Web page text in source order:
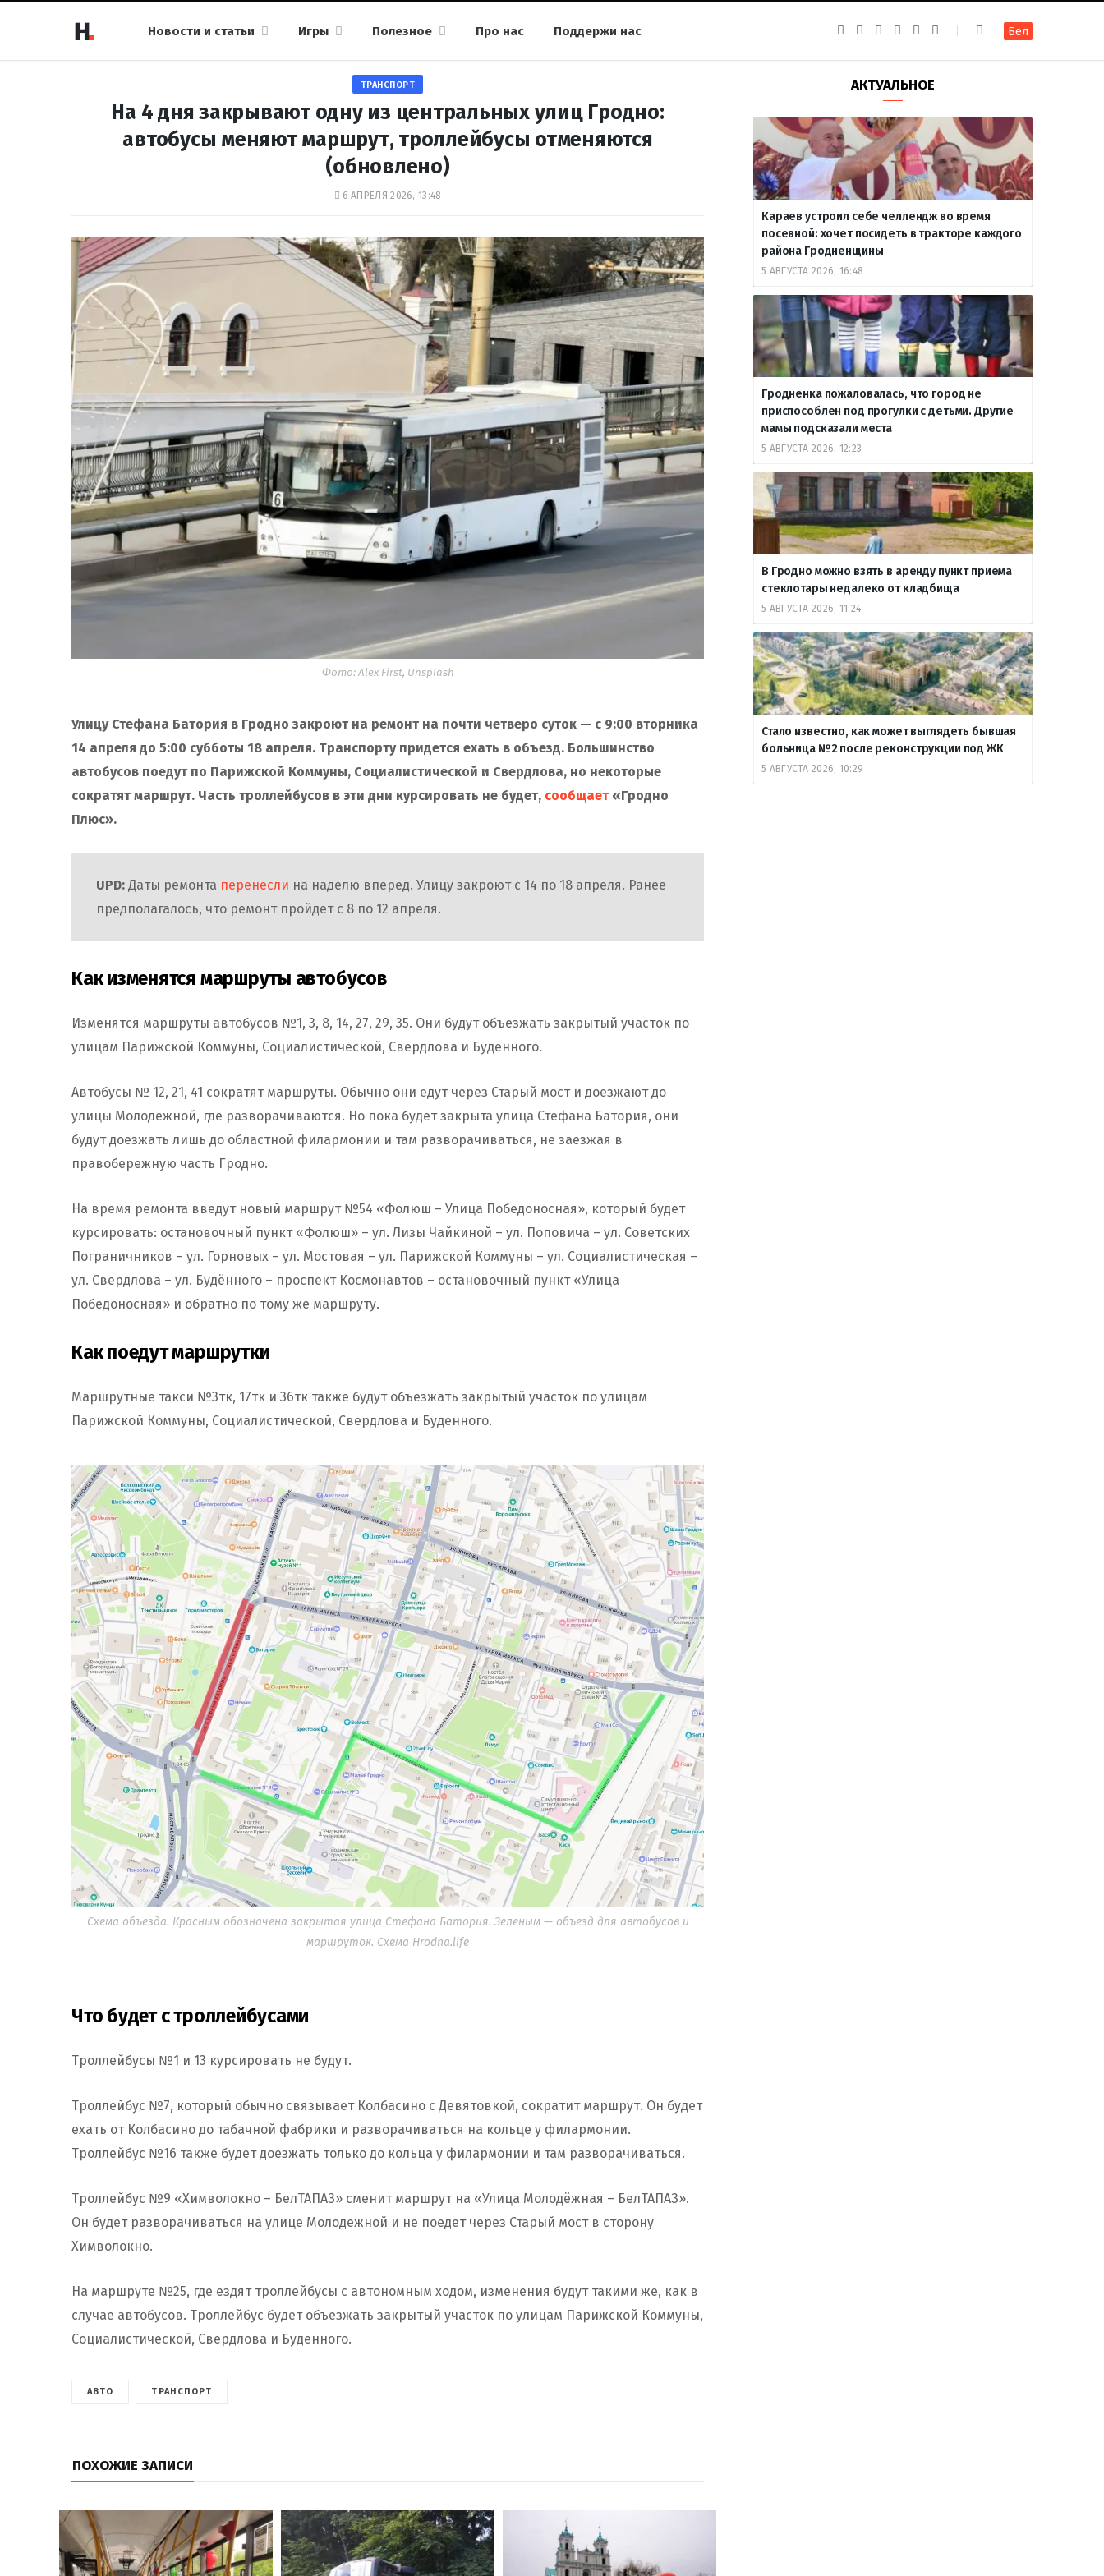
Новости и статьи Игры Полезное Про нас Поддержи нас
k
a
g
a
m
g
r
a
m
u
b
т
е
Бел
ТРАНСПОРТ
На 4 дня закрывают одну из центральных улиц Гродно:
автобусы меняют маршрут, троллейбусы отменяются
(обновлено)
6 АПРЕЛЯ 2026, 13:48
Фото: Alex First, Unsplash
Улицу Стефана Батория в Гродно закроют на ремонт на почти четверо суток — с 9:00 вторника
14 апреля до 5:00 субботы 18 апреля. Транспорту придется ехать в объезд. Большинство
автобусов поедут по Парижской Коммуны, Социалистической и Свердлова, но некоторые
сократят маршрут. Часть троллейбусов в эти дни курсировать не будет, сообщает«Гродно
Плюс».
UPD: Даты ремонта перенесли на наделю вперед. Улицу закроют с 14 по 18 апреля. Ранее
предполагалось, что ремонт пройдет с 8 по 12 апреля.
Как изменятся маршруты автобусов
Изменятся маршруты автобусов №1, 3, 8, 14, 27, 29, 35. Они будут объезжать закрытый участок по
улицам Парижской Коммуны, Социалистической, Свердлова и Буденного.
Автобусы № 12, 21, 41 сократят маршруты. Обычно они едут через Старый мост и доезжают до
улицы Молодежной, где разворачиваются. Но пока будет закрыта улица Стефана Батория, они
будут доезжать лишь до областной филармонии и там разворачиваться, не заезжая в
правобережную часть Гродно.
На время ремонта введут новый маршрут №54 «Фолюш – Улица Победоносная», который будет
курсировать: остановочный пункт «Фолюш» – ул. Лизы Чайкиной – ул. Поповича – ул. Советских
Пограничников – ул. Горновых – ул. Мостовая – ул. Парижской Коммуны – ул. Социалистическая –
ул. Свердлова – ул. Будённого – проспект Космонавтов – остановочный пункт «Улица
Победоносная» и обратно по тому же маршруту.
Как поедут маршрутки
Маршрутные такси №3тк, 17тк и 36тк также будут объезжать закрытый участок по улицам
Парижской Коммуны, Социалистической, Свердлова и Буденного.
Схема объезда. Красным обозначена закрытая улица Стефана Батория. Зеленым — объезд для автобусов и
маршруток. Схема Hrodna.life
Что будет с троллейбусами
Троллейбусы №1 и 13 курсировать не будут.
Троллейбус №7, который обычно связывает Колбасино с Девятовкой, сократит маршрут. Он будет
ехать от Колбасино до табачной фабрики и разворачиваться на кольце у филармонии.
Троллейбус №16 также будет доезжать только до кольца у филармонии и там разворачиваться.
Троллейбус №9 «Химволокно – БелТАПАЗ» сменит маршрут на «Улица Молодёжная – БелТАПАЗ».
Он будет разворачиваться на улице Молодежной и не поедет через Старый мост в сторону
Химволокно.
На маршруте №25, где ездят троллейбусы с автономным ходом, изменения будут такими же, как в
случае автобусов. Троллейбус будет объезжать закрытый участок по улицам Парижской Коммуны,
Социалистической, Свердлова и Буденного.
АВТО ТРАНСПОРТ
ПОХОЖИЕ ЗАПИСИ
АКТУАЛЬНОЕ
Караев устроил себе челлендж во время
посевной: хочет посидеть в тракторе каждого
района Гродненщины
5 АВГУСТА 2026, 16:48
Гродненка пожаловалась, что город не
приспособлен под прогулки с детьми. Другие
мамы подсказали места
5 АВГУСТА 2026, 12:23
В Гродно можно взять в аренду пункт приема
стеклотары недалеко от кладбища
5 АВГУСТА 2026, 11:24
Стало известно, как может выглядеть бывшая
больница №2 после реконструкции под ЖК
5 АВГУСТА 2026, 10:29